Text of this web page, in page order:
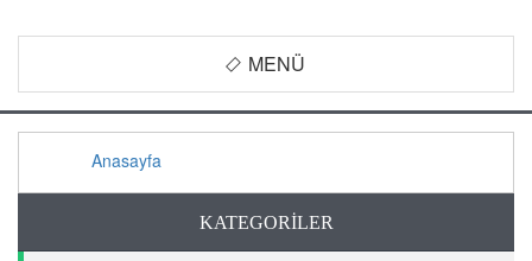
MENÜ
Anasayfa
KATEGORİLER